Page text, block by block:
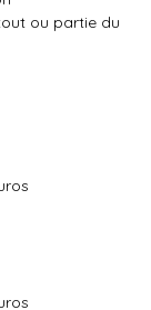
ou partie du